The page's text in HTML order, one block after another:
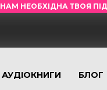
НАМ НЕОБХІДНА ТВОЯ
АУДІОКНИГИ БЛОГ